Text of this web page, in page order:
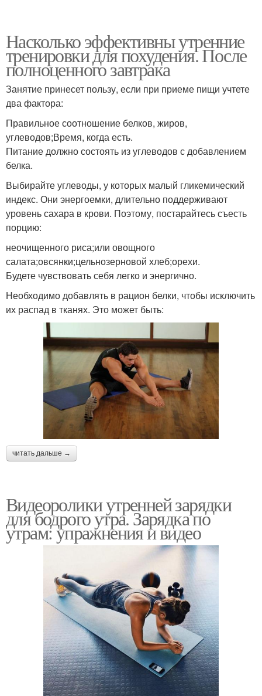
Насколько эффективны утренние
тренировки для похудения. После
полноценного завтрака
Занятие принесет пользу, если при приеме пищи учтете
два фактора:
Правильное соотношение белков, жиров,
углеводов;Время, когда есть.
Питание должно состоять из углеводов с добавлением
белка.
Выбирайте углеводы, у которых малый гликемический
индекс. Они энергоемки, длительно поддерживают
уровень сахара в крови. Поэтому, постарайтесь съесть
порцию:
неочищенного риса;или овощного
салата;овсянки;цельнозерновой хлеб;орехи.
Будете чувствовать себя легко и энергично.
Необходимо добавлять в рацион белки, чтобы исключить
их распад в тканях. Это может быть:
читать дальше →
Видеоролики утренней зарядки
для бодрого утра. Зарядка по
утрам: упражнения и видео